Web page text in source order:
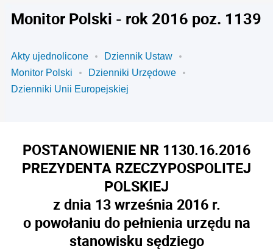
Monitor Polski - rok 2016 poz. 1139
Akty ujednolicone
Dziennik Ustaw
Monitor Polski
Dzienniki Urzędowe
Dzienniki Unii Europejskiej
POSTANOWIENIE NR 1130.16.2016
PREZYDENTA RZECZYPOSPOLITEJ
POLSKIEJ
z dnia 13 września 2016 r.
o powołaniu do pełnienia urzędu na
stanowisku sędziego